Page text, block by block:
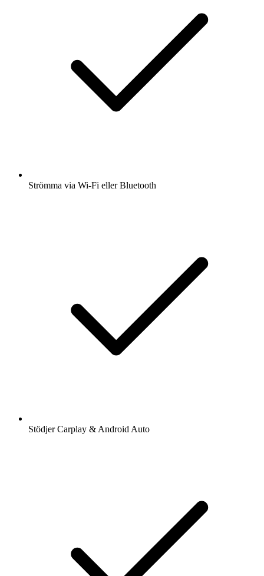
Strömma via Wi-Fi eller Bluetooth
Stödjer Carplay & Android Auto